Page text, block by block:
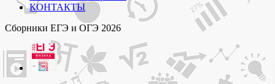
КОНТАКТЫ
Сборники ЕГЭ и ОГЭ 2026